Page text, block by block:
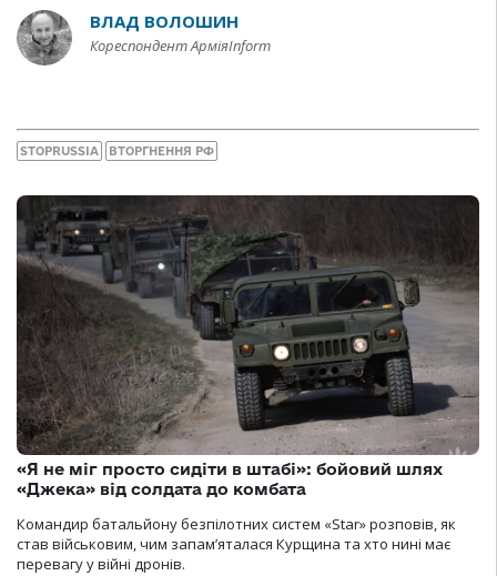
ВЛАД ВОЛОШИН
Кореспондент АрміяInform
STOPRUSSIA ВТОРГНЕННЯ РФ
«Я не міг просто сидіти в штабі»: бойовий шлях
«Джека» від солдата до комбата
Командир батальйону безпілотних систем «Star» розповів, як
став військовим, чим запам’яталася Курщина та хто нині має
перевагу у війні дронів.